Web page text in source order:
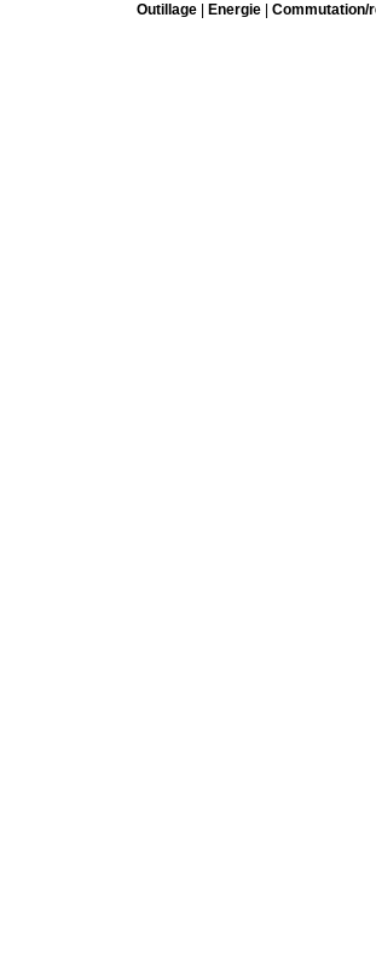
Outillage| Energie| Commutation/